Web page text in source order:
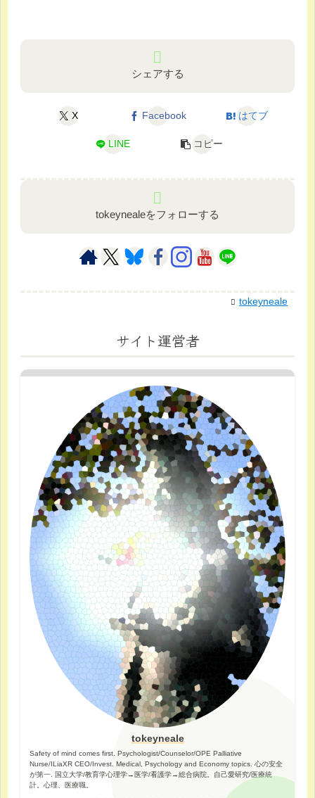
シェアする
X Facebook はてブ
LINE コピー
tokeynealeをフォローする
tokeyneale
サイト運営者
tokeyneale
Safety of mind comes first. Psychologist/Counselor/OPE Palliative
Nurse/ILiaXR CEO/Invest. Medical, Psychology and Economy topics. 心の安全
が第一. 国立大学/教育学心理学→医学/看護学→総合病院。自己愛研究/医療統
計。心理、医療職。